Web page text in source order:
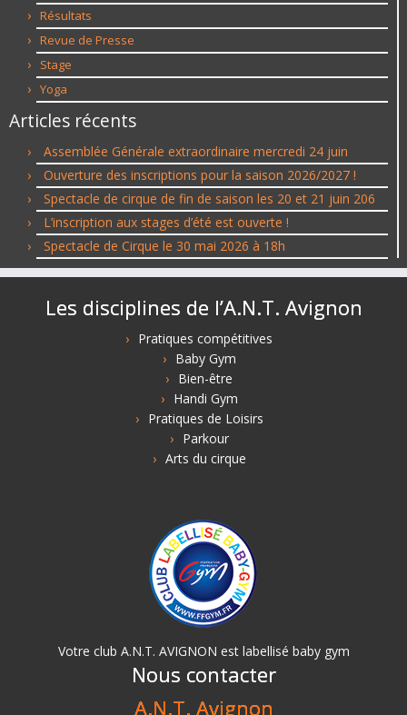
Résultats
Revue de Presse
Stage
Yoga
Articles récents
Assemblée Générale extraordinaire mercredi 24 juin
Ouverture des inscriptions pour la saison 2026/2027 !
Spectacle de cirque de fin de saison les 20 et 21 juin 206
L’inscription aux stages d’été est ouverte !
Spectacle de Cirque le 30 mai 2026 à 18h
Les disciplines de l’A.N.T. Avignon
Pratiques compétitives
Baby Gym
Bien-être
Handi Gym
Pratiques de Loisirs
Parkour
Arts du cirque
Votre club A.N.T. AVIGNON est labellisé baby gym
Nous contacter
A.N.T. Avignon